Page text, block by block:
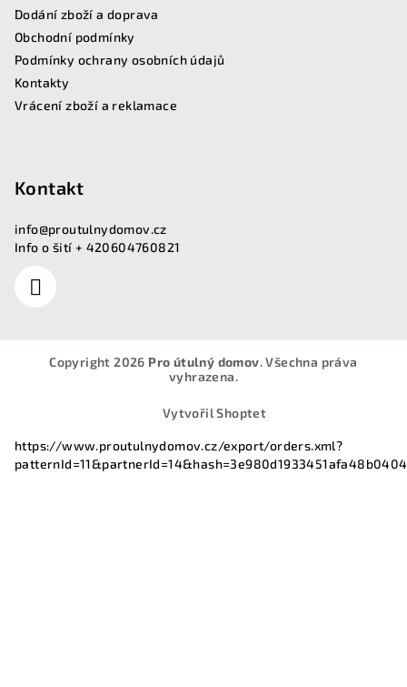
Dodání zboží a doprava
Obchodní podmínky
Podmínky ochrany osobních údajů
Kontakty
Vrácení zboží a reklamace
Kontakt
info@proutulnydomov.cz
Info o šití + 420604760821
Copyright 2026 Pro útulný domov. Všechna práva
vyhrazena.
Vytvořil Shoptet
https://www.proutulnydomov.cz/export/orders.xml?